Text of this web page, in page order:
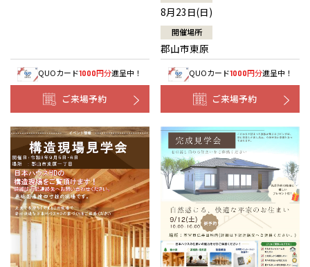
QUOカード1000円分進呈中！
ご来場予約
8月23日(日)
開催場所
郡山市東原
QUOカード1000円分進呈中！
ご来場予約